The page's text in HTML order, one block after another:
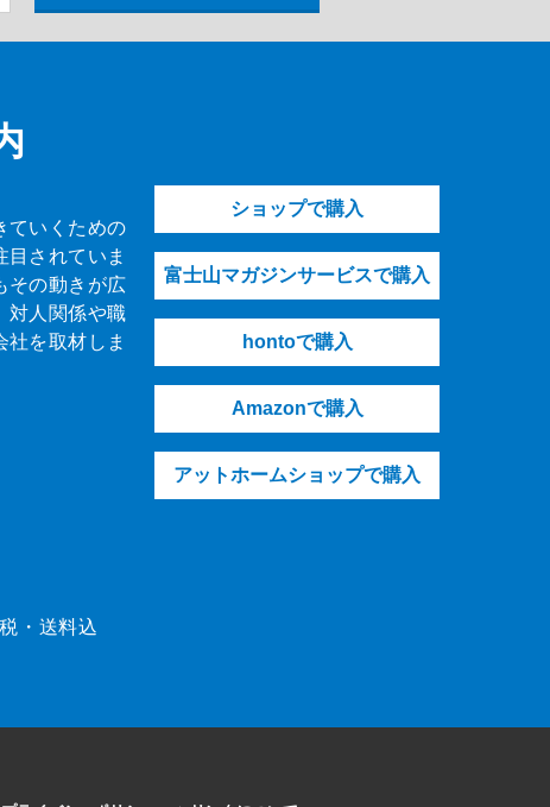
ていくための
されていま
その動きが広
対人関係や職
を取材しま
・送料込
ショップで購入
富士山マガジンサービスで購入
hontoで購入
Amazonで購入
アットホームショップで購入